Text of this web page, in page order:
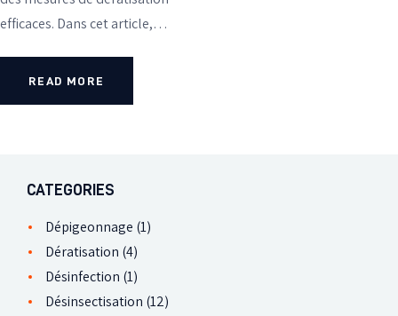
efficaces. Dans cet article,…
READ MORE
CATEGORIES
Dépigeonnage (1)
Dératisation (4)
Désinfection (1)
Désinsectisation (12)